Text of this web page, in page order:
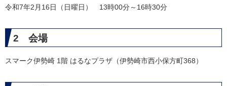
令和7年2月16日（日曜日） 13時00分～16時30分
2 会場
スマーク伊勢崎 1階 はるなプラザ（伊勢崎市西小保方町368）